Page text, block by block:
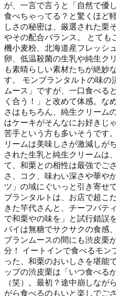
が、一言で言うと「自然で優
食べちゃってる？と驚くほど
しさの秘密は、厳選された栗
やその配合バランス。 とても
機小麦粉、北海道産フレッシ
卵、低温殺菌の生乳や純生ク
も素晴らしい素材たちが絶妙
す。 モンブランタルトの味の
ムース」ですが、一口食べる
く合う！」と改めて体感。な
さはもちろん、純生クリーム
はケーキがそんなにお好きじ
苦手という方も多いそうです
リームは美味しさが激減し
された生乳と純生クリームは
て、和栗との相性は最強でご
さ、コク、味わい深さや華や
ツ」の域にぐいっと引き寄せ
ブランタルトは、お店で超こ
きた竿代さんと、チーフパテ
で和栗やの味を」と試行錯誤
パイは無糖でサクサクの食感
ブランムースの間にも渋皮栗
分！ イートインで食べるモン
った、和栗のおいしさを堪能
ップの渋皮栗は「いつ食べる
（笑）。最初？途中崩しなが
がら食べるのもいと楽しでご